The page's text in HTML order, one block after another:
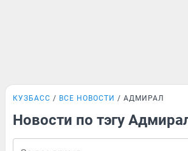
КУЗБАСС ВСЕ НОВОСТИ АДМИРАЛ
Новости по тэгу